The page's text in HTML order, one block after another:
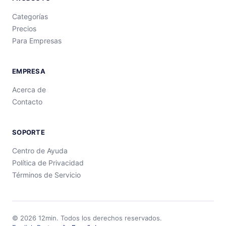
Categorías
Precios
Para Empresas
EMPRESA
Acerca de
Contacto
SOPORTE
Centro de Ayuda
Política de Privacidad
Términos de Servicio
© 2026 12min. Todos los derechos reservados.